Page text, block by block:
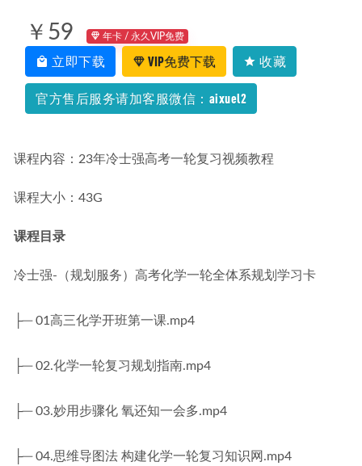
￥59 年卡 / 永久VIP免费
立即下载 VIP免费下载 收藏
官方售后服务请加客服微信：aixuel2
课程内容：23年冷士强高考一轮复习视频教程
课程大小：43G
课程目录
冷士强-（规划服务）高考化学一轮全体系规划学习卡
├─ 01高三化学开班第一课.mp4
├─ 02.化学一轮复习规划指南.mp4
├─ 03.妙用步骤化 氧还知一会多.mp4
├─ 04.思维导图法 构建化学一轮复习知识网.mp4
2022-05-18
学而思教程【26讲张莹】北师版三年级全册数学教学课程精
讲+奥数拓展，2.62G百度网盘资源打包下载 2021-08-27